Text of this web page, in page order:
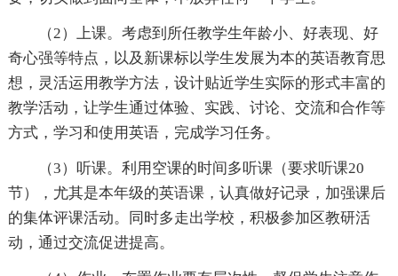
（2）上课。考虑到所任教学生年龄小、好表现、好
奇心强等特点，以及新课标以学生发展为本的英语教育思
想，灵活运用教学方法，设计贴近学生实际的形式丰富的
教学活动，让学生通过体验、实践、讨论、交流和合作等
方式，学习和使用英语，完成学习任务。
（3）听课。利用空课的时间多听课（要求听课20
节），尤其是本年级的英语课，认真做好记录，加强课后
的集体评课活动。同时多走出学校，积极参加区教研活
动，通过交流促进提高。